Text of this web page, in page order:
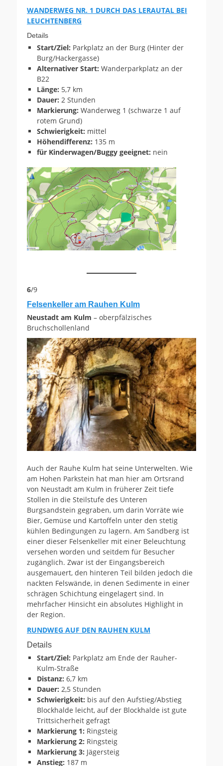
WANDERWEG NR. 1 DURCH DAS LERAUTAL BEI
LEUCHTENBERG
Details
Start/Ziel: Parkplatz an der Burg (Hinter der
Burg/Hackergasse)
Alternativer Start: Wanderparkplatz an der
B22
Länge: 5,7 km
Dauer: 2 Stunden
Markierung: Wanderweg 1 (schwarze 1 auf
rotem Grund)
Schwierigkeit: mittel
Höhendifferenz: 135 m
für Kinderwagen/Buggy geeignet: nein
6/9
Felsenkeller am Rauhen Kulm
Neustadt am Kulm – oberpfälzisches
Bruchschollenland
Auch der Rauhe Kulm hat seine Unterwelten. Wie
am Hohen Parkstein hat man hier am Ortsrand
von Neustadt am Kulm in früherer Zeit tiefe
Stollen in die Steilstufe des Unteren
Burgsandstein gegraben, um darin Vorräte wie
Bier, Gemüse und Kartoffeln unter den stetig
kühlen Bedingungen zu lagern. Am Sandberg ist
einer dieser Felsenkeller mit einer Beleuchtung
versehen worden und seitdem für Besucher
zugänglich. Zwar ist der Eingangsbereich
ausgemauert, den hinteren Teil bilden jedoch die
nackten Felswände, in denen Sedimente in einer
schrägen Schichtung eingelagert sind. In
mehrfacher Hinsicht ein absolutes Highlight in
der Region.
RUNDWEG AUF DEN RAUHEN KULM
Details
Start/Ziel: Parkplatz am Ende der Rauher-
Kulm-Straße
Distanz: 6,7 km
Dauer: 2,5 Stunden
Schwierigkeit: bis auf den Aufstieg/Abstieg
Blockhalde leicht, auf der Blockhalde ist gute
Trittsicherheit gefragt
Markierung 1: Ringsteig
Markierung 2: Ringsteig
Markierung 3: Jägersteig
Anstieg: 187 m